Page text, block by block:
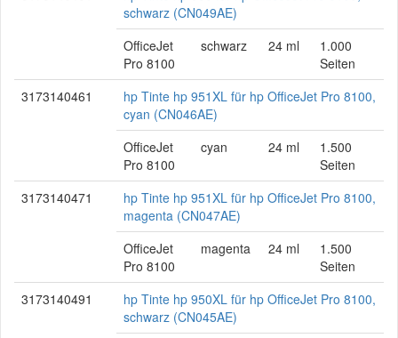
schwarz (CN049AE)
OfficeJet
Pro 8100
schwarz 24 ml
1.000
Seiten
3173140461
hp Tinte hp 951XL für hp OfficeJet Pro 8100,
cyan (CN046AE)
OfficeJet
Pro 8100
cyan 24 ml
1.500
Seiten
3173140471
hp Tinte hp 951XL für hp OfficeJet Pro 8100,
magenta (CN047AE)
OfficeJet
Pro 8100
magenta 24 ml
1.500
Seiten
3173140491
hp Tinte hp 950XL für hp OfficeJet Pro 8100,
schwarz (CN045AE)